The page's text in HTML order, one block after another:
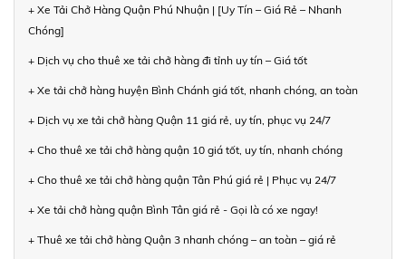
+ Xe Tải Chở Hàng Quận Phú Nhuận | [Uy Tín – Giá Rẻ – Nhanh
Chóng]
+ Dịch vụ cho thuê xe tải chở hàng đi tỉnh uy tín – Giá tốt
+ Xe tải chở hàng huyện Bình Chánh giá tốt, nhanh chóng, an toàn
+ Dịch vụ xe tải chở hàng Quận 11 giá rẻ, uy tín, phục vụ 24/7
+ Cho thuê xe tải chở hàng quận 10 giá tốt, uy tín, nhanh chóng
+ Cho thuê xe tải chở hàng quận Tân Phú giá rẻ | Phục vụ 24/7
+ Xe tải chở hàng quận Bình Tân giá rẻ - Gọi là có xe ngay!
+ Thuê xe tải chở hàng Quận 3 nhanh chóng – an toàn – giá rẻ